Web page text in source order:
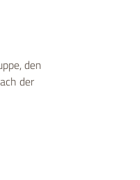
den
der